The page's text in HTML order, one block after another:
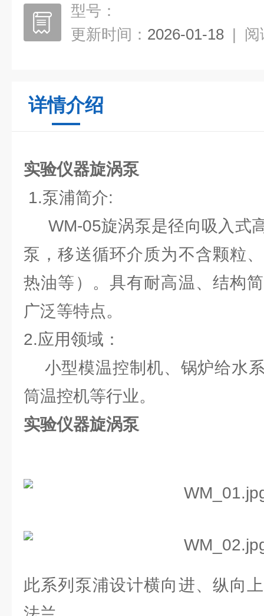
型号：
更新时间： 2026-01-18 | 阅
详情介绍
实验仪器旋涡泵
1.泵浦简介:
WM-05旋涡泵是径向吸入式
泵，移送循环介质为不含颗粒
热油等）。具有耐高温、结构
广泛等特点。
2.应用领域：
小型模温控制机、锅炉给水
筒温控机等行业。
实验仪器旋涡泵
此系列泵浦设计横向进、纵向